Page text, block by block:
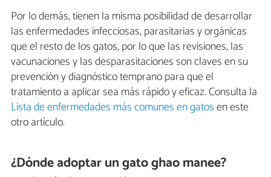
Por lo demás, tienen la misma posibilidad de desarrollar
las enfermedades infecciosas, parasitarias y orgánicas
que el resto de los gatos, por lo que las revisiones, las
vacunaciones y las desparasitaciones son claves en su
prevención y diagnóstico temprano para que el
tratamiento a aplicar sea más rápido y eficaz. Consulta la
Lista de enfermedades más comunes en gatosen este
otro artículo.
¿Dónde adoptar un gato ghao manee?